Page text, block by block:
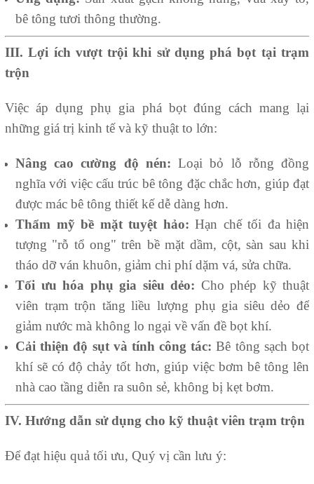
bê tông tươi thông thường.
III. Lợi ích vượt trội khi sử dụng phá bọt tại trạm
trộn
Việc áp dụng phụ gia phá bọt đúng cách mang lại
những giá trị kinh tế và kỹ thuật to lớn:
Nâng cao cường độ nén: Loại bỏ lỗ rỗng đồng
nghĩa với việc cấu trúc bê tông đặc chắc hơn, giúp đạt
được mác bê tông thiết kế dễ dàng hơn.
Thẩm mỹ bề mặt tuyệt hảo: Hạn chế tối đa hiện
tượng "rỗ tổ ong" trên bề mặt dầm, cột, sàn sau khi
tháo dỡ ván khuôn, giảm chi phí dặm vá, sửa chữa.
Tối ưu hóa phụ gia siêu dẻo: Cho phép kỹ thuật
viên trạm trộn tăng liều lượng phụ gia siêu dẻo để
giảm nước mà không lo ngại về vấn đề bọt khí.
Cải thiện độ sụt và tính công tác: Bê tông sạch bọt
khí sẽ có độ chảy tốt hơn, giúp việc bơm bê tông lên
nhà cao tầng diễn ra suôn sẻ, không bị kẹt bơm.
IV. Hướng dẫn sử dụng cho kỹ thuật viên trạm trộn
Để đạt hiệu quả tối ưu, Quý vị cần lưu ý: